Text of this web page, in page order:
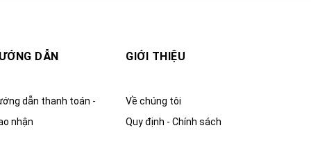
DẪN
dẫn thanh toán -
nhận
GIỚI THIỆU
Về chúng tôi
Quy định - Chính sách